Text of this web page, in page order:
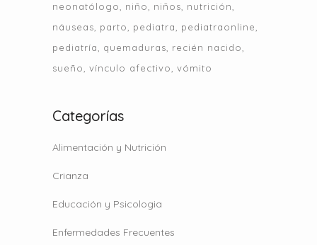
neonatólogo
niño niños
nutrición
náuseas
parto pediatra
pediatraonline
pediatría
quemaduras
recién nacido
sueño
vínculo afectivo vómito
Categorías
Alimentación y Nutrición
Crianza
Educación y Psicologia
Enfermedades Frecuentes